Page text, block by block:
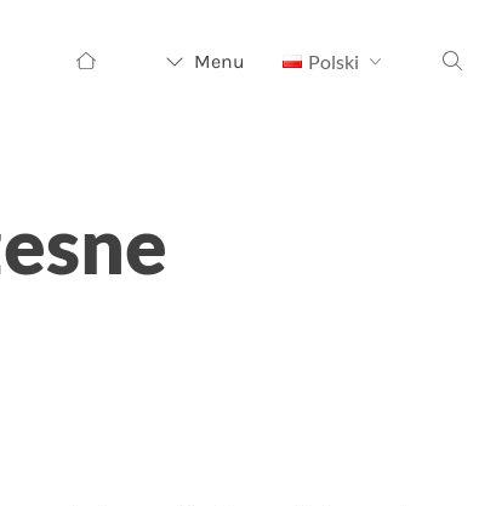
Menu Polski Szukaj: